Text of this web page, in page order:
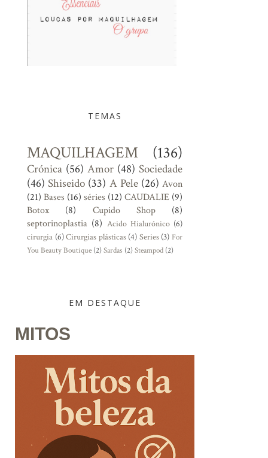
TEMAS
MAQUILHAGEM (136)
Crónica (56) Amor (48) Sociedade
(46) Shiseido (33) A Pele (26) Avon
(21) Bases (16) séries (12) CAUDALIE (9)
Botox
(8) Cupido Shop
(8)
septorinoplastia (8) Acido Hialurónico (6)
cirurgia (6)Cirurgias plásticas (4) Series (3) For
You Beauty Boutique (2)Sardas (2)Steampod (2)
EM DESTAQUE
MITOS